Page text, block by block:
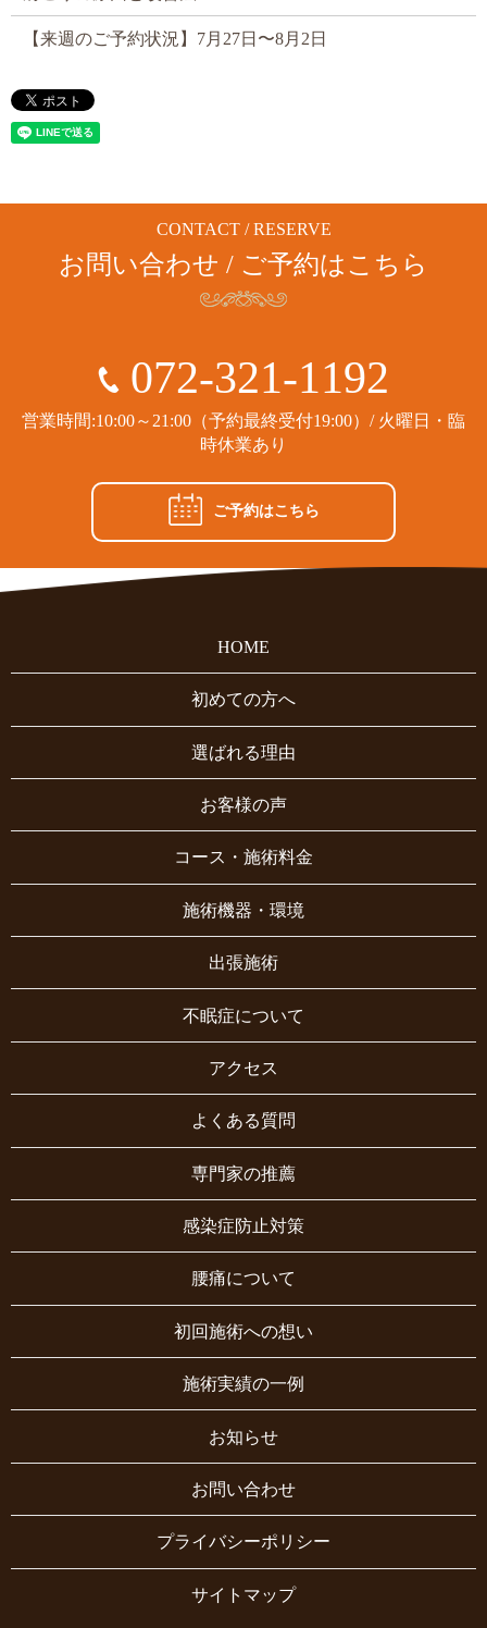
【来週のご予約状況】7月27日〜8月2日
CONTACT / RESERVE
お問い合わせ / ご予約はこちら
072-321-1192
営業時間:10:00～21:00（予約最終受付19:00）/ 火曜日・臨
時休業あり
ご予約はこちら
HOME
初めての方へ
選ばれる理由
お客様の声
コース・施術料金
施術機器・環境
出張施術
不眠症について
アクセス
よくある質問
専門家の推薦
感染症防止対策
腰痛について
初回施術への想い
施術実績の一例
お知らせ
お問い合わせ
プライバシーポリシー
サイトマップ